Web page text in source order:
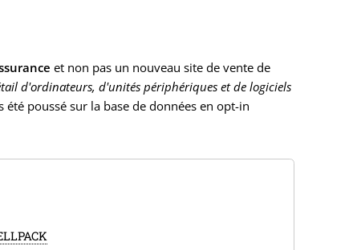
et non pas un nouveau site de vente de
d'ordinateurs, d'unités périphériques et de logiciels
été poussé sur la base de données en opt-in